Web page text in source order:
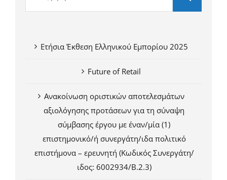
Ετήσια Έκθεση Ελληνικού Εμπορίου 2025
Future of Retail
Ανακοίνωση οριστικών αποτελεσμάτων
αξιολόγησης προτάσεων για τη σύναψη
σύμβασης έργου με έναν/μία (1)
επιστημονικό/ή συνεργάτη/ιδα πολιτικό
επιστήμονα – ερευνητή (Κωδικός Συνεργάτη/
ιδος: 6002934/Β.2.3)